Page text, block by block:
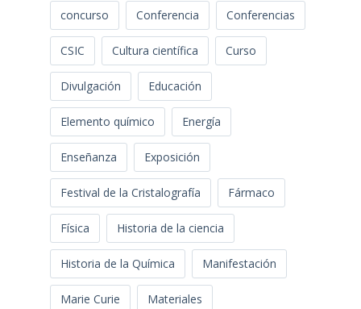
concurso Conferencia Conferencias
CSIC Cultura científica Curso
Divulgación Educación
Elemento químico Energía
Enseñanza Exposición
Festival de la Cristalografía Fármaco
Física Historia de la ciencia
Historia de la Química Manifestación
Marie Curie Materiales